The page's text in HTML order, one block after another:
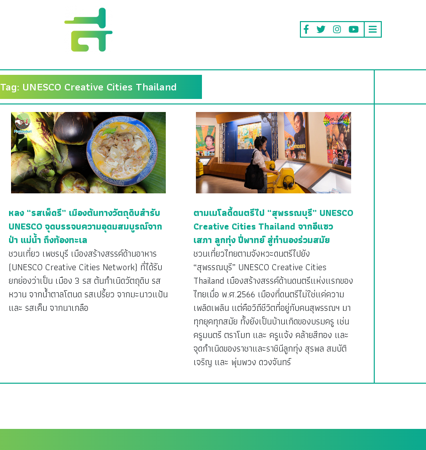
Tag: UNESCO Creative Cities Thailand
หลง “รสเพ็ดรี” เมืองต้นทางวัตถุดิบสำรับ
UNESCO จุดบรรจบความอุดมสมบูรณ์จาก
ป่า แม่น้ำ ถึงท้องทะเล
ชวนเที่ยว เพชรบุรี เมืองสร้างสรรค์ด้านอาหาร
(UNESCO Creative Cities Network) ที่ได้รับ
ยกย่องว่าเป็น เมือง 3 รส ต้นกำเนิดวัตถุดิบ รส
หวาน จากน้ำตาลโตนด รสเปรี้ยว จากมะนาวแป้น
และ รสเค็ม จากนาเกลือ
ตามเมโลดี้ดนตรีไป “สุพรรณบุรี” UNESCO
Creative Cities Thailand จากอีแซว
เสภา ลูกทุ่ง ปี่พาทย์ สู่ทำนองร่วมสมัย
ชวนเที่ยวไทยตามจังหวะดนตรีไปยัง
“สุพรรณบุรี” UNESCO Creative Cities
Thailand เมืองสร้างสรรค์ด้านดนตรีแห่งแรกของ
ไทยเมื่อ พ.ศ.2566 เมืองที่ดนตรีไม่ใช่แค่ความ
เพลิดเพลิน แต่คือวิถีชีวิตที่อยู่กับคนสุพรรณฯ มา
ทุกยุคทุกสมัย ทั้งยังเป็นบ้านเกิดของบรมครู เช่น
ครูมนตรี ตราโมท และ ครูแจ้ง คล้ายสีทอง และ
จุดกำเนิดของราชาและราชินีลูกทุ่ง สุรพล สมบัติ
เจริญ และ พุ่มพวง ดวงจันทร์